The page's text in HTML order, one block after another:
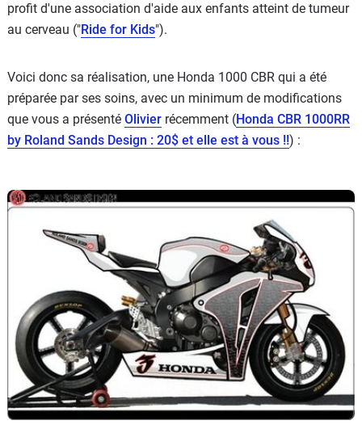
profit d'une association d'aide aux enfants atteint de tumeur
au cerveau ("Ride for Kids").
Voici donc sa réalisation, une Honda 1000 CBR qui a été
préparée par ses soins, avec un minimum de modifications
que vous a présenté Olivier récemment (Honda CBR 1000RR
by Roland Sands Design : 20$ et elle est à vous !!) :